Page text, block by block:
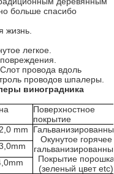
больше спасибо
жизнь.
легкое.
провода вдоль
проводов шпалеры.
виноградника
Поверхностное
покрытие
mm
Окунутое горячее
Покрытие порошка
(зеленый цвет etc)